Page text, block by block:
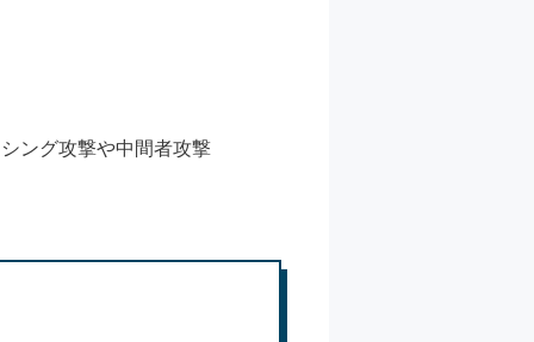
ング攻撃や中間者攻撃